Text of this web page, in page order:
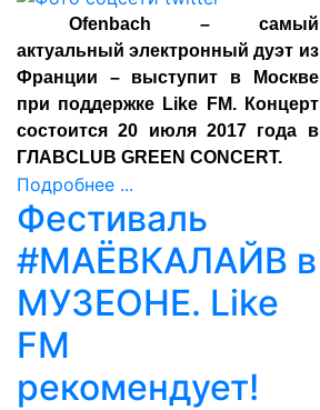
Ofenbach – самый
актуальный электронный дуэт из
Франции – выступит в Москве
при поддержке Like FM. Концерт
состоится 20 июля 2017 года в
ГЛАВCLUB GREEN CONCERT.
Подробнее ...
Фестиваль
#МАЁВКАЛАЙВ в
МУЗЕОНЕ. Like
FM
рекомендует!